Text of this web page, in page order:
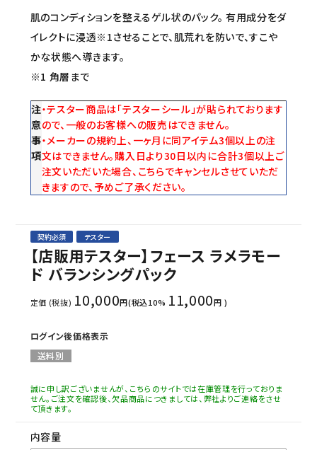
お問い合わせ
肌のコンディションを整えるゲル状のパック。 有用成分をダ
イレクトに浸透※1させることで、肌荒れを防いで、すこや
かな状態へ導きます。
※1 角層まで
注
意
事
項
・テスター商品は「テスターシール」が貼られております
ので、一般のお客様への販売はできません。
・メーカーの規約上、一ヶ月に同アイテム3個以上の注
文はできません。購入日より30日以内に合計3個以上ご
注文いただいた場合、こちらでキャンセルさせていただ
きますので、予めご了承ください。
契約必須 テスター
【店販用テスター】フェース ラメラモー
ド バランシングパック
定価 (税抜) 10,000円(税込10% 11,000円 )
ログイン後価格表示
送料別
誠に申し訳ございませんが、こちらのサイトでは在庫管理を行っておりま
せん。ご注文を確認後、欠品商品につきましては、弊社よりご連絡をさせ
て頂きます。
内容量